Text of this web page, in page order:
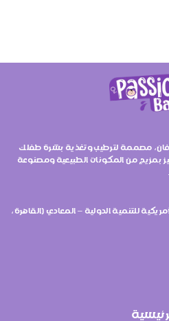
مصممة لترطيب وتغذية بشرة طفلك
بمزيج من المكونات الطبيعية ومصنوعة
للتنمية الدولية – المعادي (القاهرة،